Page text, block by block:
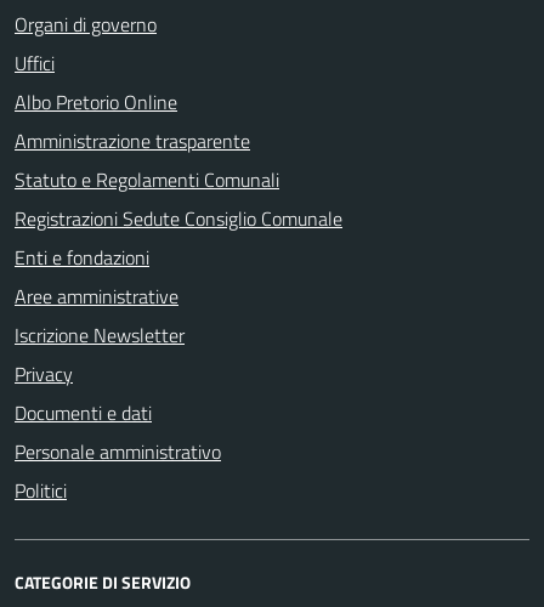
Organi di governo
Uffici
Albo Pretorio Online
Amministrazione trasparente
Statuto e Regolamenti Comunali
Registrazioni Sedute Consiglio Comunale
Enti e fondazioni
Aree amministrative
Iscrizione Newsletter
Privacy
Documenti e dati
Personale amministrativo
Politici
CATEGORIE DI SERVIZIO